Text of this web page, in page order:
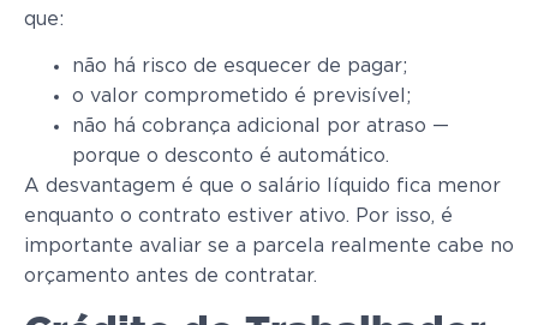
que:
não há risco de esquecer de pagar;
o valor comprometido é previsível;
não há cobrança adicional por atraso —
porque o desconto é automático.
A desvantagem é que o salário líquido fica menor
enquanto o contrato estiver ativo. Por isso, é
importante avaliar se a parcela realmente cabe no
orçamento antes de contratar.